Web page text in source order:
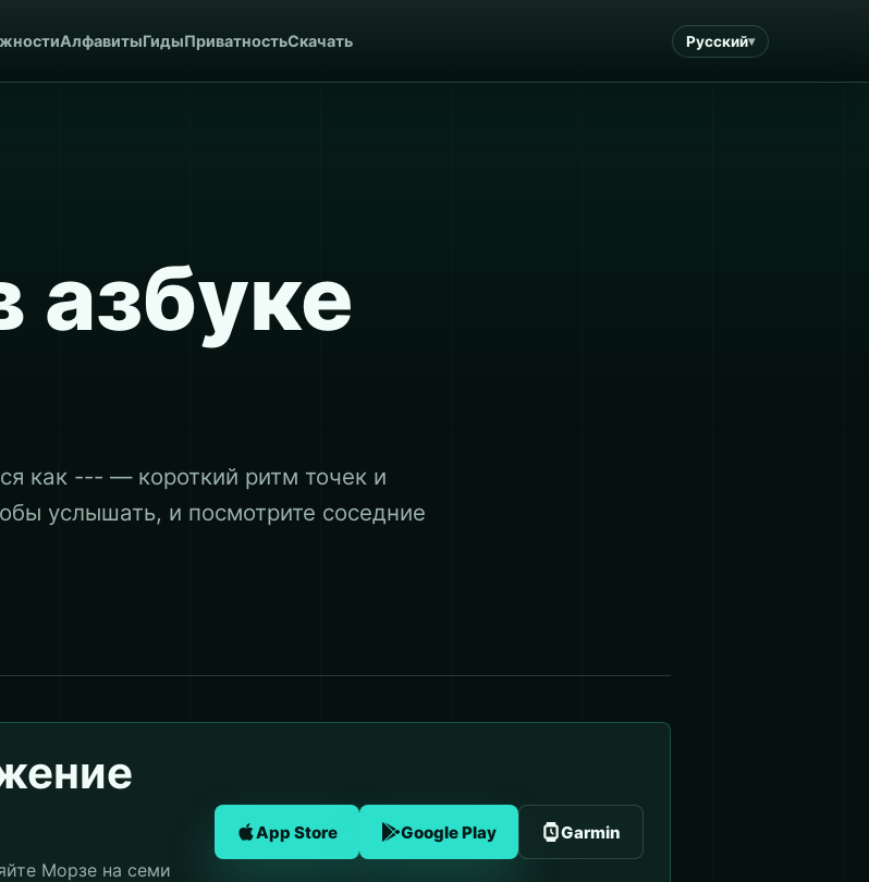
АлфавитыГидыПриватностьСкачать Русский
азбуке
как --- — короткий ритм точек и
услышать, и посмотрите соседние
Морзе на семи
App Store Google Play Garmin